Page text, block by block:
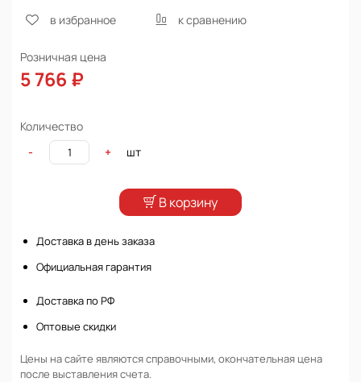
в избранное к сравнению
Розничная цена
5 766 ₽
Количество
-
+ шт
В корзину
Доставка в день заказа
Официальная гарантия
Доставка по РФ
Оптовые скидки
Цены на сайте являются справочными, окончательная цена
после выставления счета.